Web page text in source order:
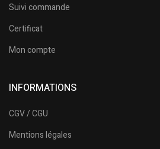
Suivi commande
Certificat
Mon compte
INFORMATIONS
CGV / CGU
Mentions légales